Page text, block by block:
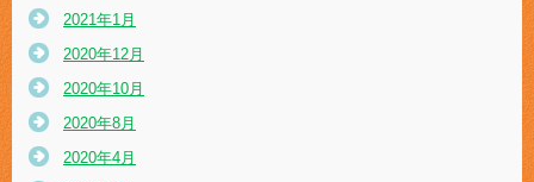
2021年1月
2020年12月
2020年10月
2020年8月
2020年4月